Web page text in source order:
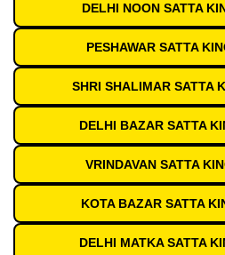
DELHI NOON SATTA
PESHAWAR SATTA
SHRI SHALIMAR SATTA
DELHI BAZAR SATTA
VRINDAVAN SATTA
KOTA BAZAR SATTA
DELHI MATKA SATTA